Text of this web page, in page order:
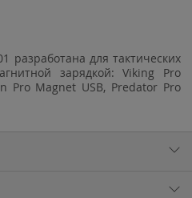
разработана для тактических
зарядкой: Viking Pro
Pro Magnet USB, Predator Pro